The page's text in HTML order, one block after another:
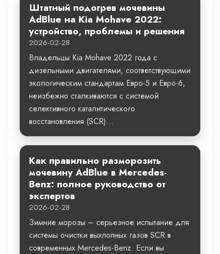
Штатный подогрев мочевины
AdBlue на Kia Mohave 2022:
устройство, проблемы и решения
2026-02-28
Владельцы Kia Mohave 2022 года с
дизельными двигателями, соответствующими
экологическим стандартам Евро-5 и Евро-6,
неизбежно сталкиваются с системой
селективного каталитического
восстановления (SCR)...
Как правильно разморозить
мочевину AdBlue в Mercedes-
Benz: полное руководство от
экспертов
2026-02-28
Зимние морозы – серьезное испытание для
системы очистки выхлопных газов SCR в
современных Mercedes-Benz. Если вы